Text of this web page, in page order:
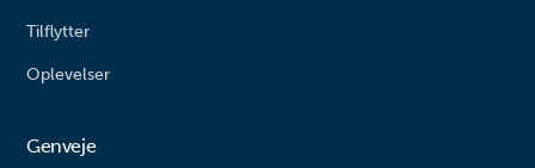
Tilflytter
Oplevelser
Genveje